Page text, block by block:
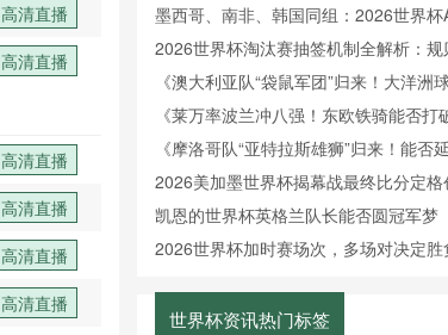
高清直播
高清直播
高清直播
高清直播
高清直播
高清直播
耀全场
墨西哥、南非、韩国同组：2026世界
2026世界杯淘汰赛抽签机制全解析：规
组逻辑
《澳大利亚队“袋鼠军团”归来！大洋洲
围？》
《莱万率波兰冲八强！东欧铁骑能否打
王”魔咒？》
《摩洛哥队“亚特拉斯雄狮”归来！能否
马本色？》
2026美加墨世界杯揭幕战最终比分定格
凯恩的世界杯英格兰队长能否圆冠军梦
2026世界杯加时赛场次，多场对决定胜
世界杯资讯热门标签